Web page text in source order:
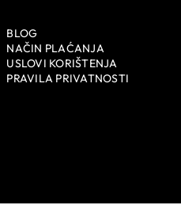
BLOG
NAČIN PLAĆANJA
USLOVI KORIŠTENJA
PRAVILA PRIVATNOSTI